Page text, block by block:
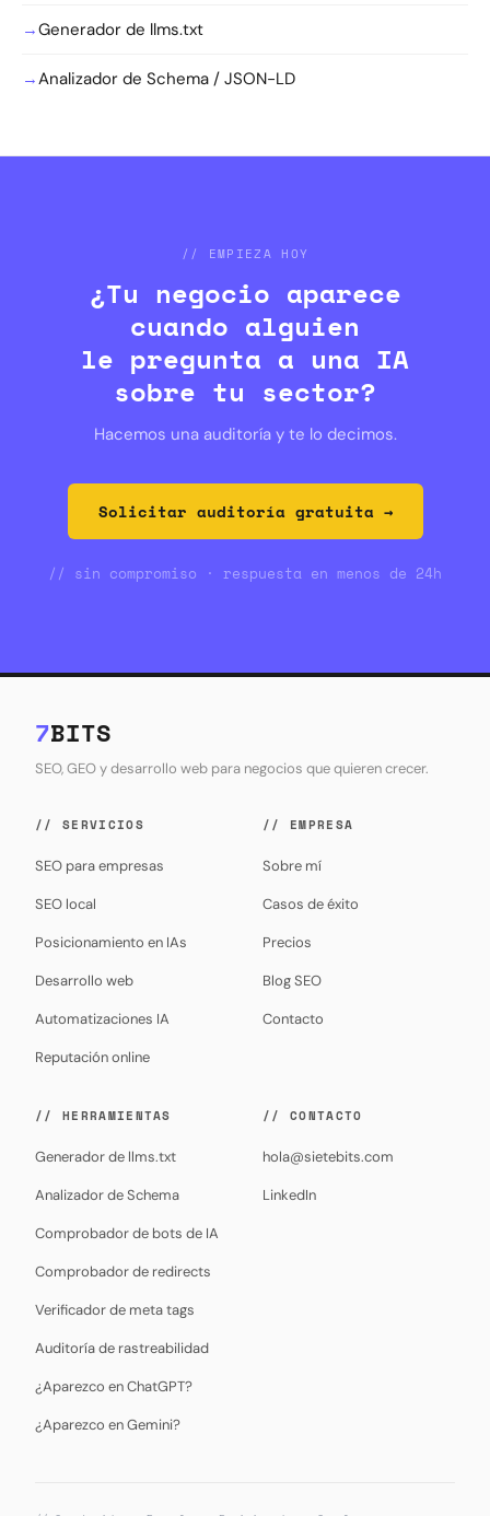
→Generador de llms.txt
→Analizador de Schema / JSON-LD
// EMPIEZA HOY
¿Tu negocio aparece
cuando alguien
le pregunta a una IA
sobre tu sector?
Hacemos una auditoría y te lo decimos.
Solicitar auditoría gratuita →
// sin compromiso · respuesta en menos de 24h
7BITS
SEO, GEO y desarrollo web para negocios que quieren crecer.
// SERVICIOS
SEO para empresas
SEO local
Posicionamiento en IAs
Desarrollo web
Automatizaciones IA
Reputación online
// EMPRESA
Sobre mí
Casos de éxito
Precios
Blog SEO
Contacto
// HERRAMIENTAS
Generador de llms.txt
Analizador de Schema
Comprobador de bots de IA
Comprobador de redirects
Verificador de meta tags
Auditoría de rastreabilidad
¿Aparezco en ChatGPT?
¿Aparezco en Gemini?
// CONTACTO
hola@sietebits.com
LinkedIn